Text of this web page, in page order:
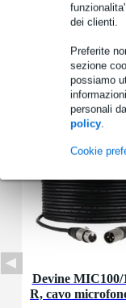
dei clienti.
Preferite
sezione
possiamo
personali
policy.
Cookie
Informazioni sul
Specifiche complete
Accessori (11)
Devine
R, cavo